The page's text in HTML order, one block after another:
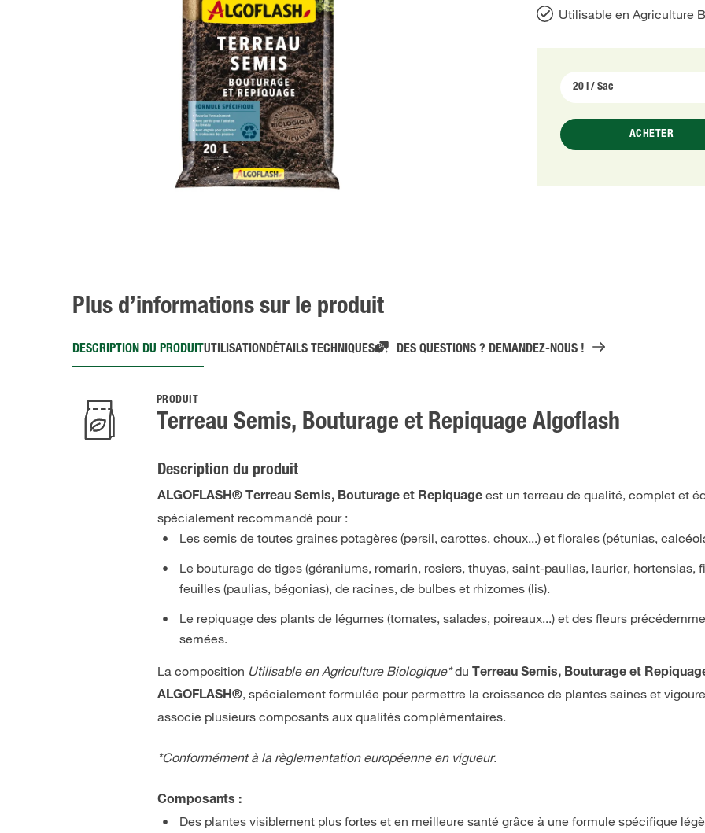
Utilisable en Agriculture
ACHETER
Plus d’informations sur le produit
DESCRIPTION DU PRODUITUTILISATIONDÉTAILS TECHNIQUES DES QUESTIONS ? DEMANDEZ-NOUS !
PRODUIT
Terreau Semis, Bouturage et Repiquage Algoflash
Description du produit
ALGOFLASH® Terreau Semis, Bouturage et Repiquage est un terreau de qualité, complet et
spécialement recommandé pour :
Les semis de toutes graines potagères (persil, carottes, choux...) et florales (pétunias,
Le bouturage de tiges (géraniums, romarin, rosiers, thuyas, saint-paulias, laurier, hortensias,
feuilles (paulias, bégonias), de racines, de bulbes et rhizomes (lis).
Le repiquage des plants de légumes (tomates, salades, poireaux...) et des fleurs
semées.
La composition Utilisable en Agriculture Biologique*duTerreau Semis, Bouturage et
ALGOFLASH®, spécialement formulée pour permettre la croissance de plantes saines et
associe plusieurs composants aux qualités complémentaires.
*Conformément à la règlementation européenne en vigueur.
Composants :
Des plantes visiblement plus fortes et en meilleure santé grâce à une formule spécifique